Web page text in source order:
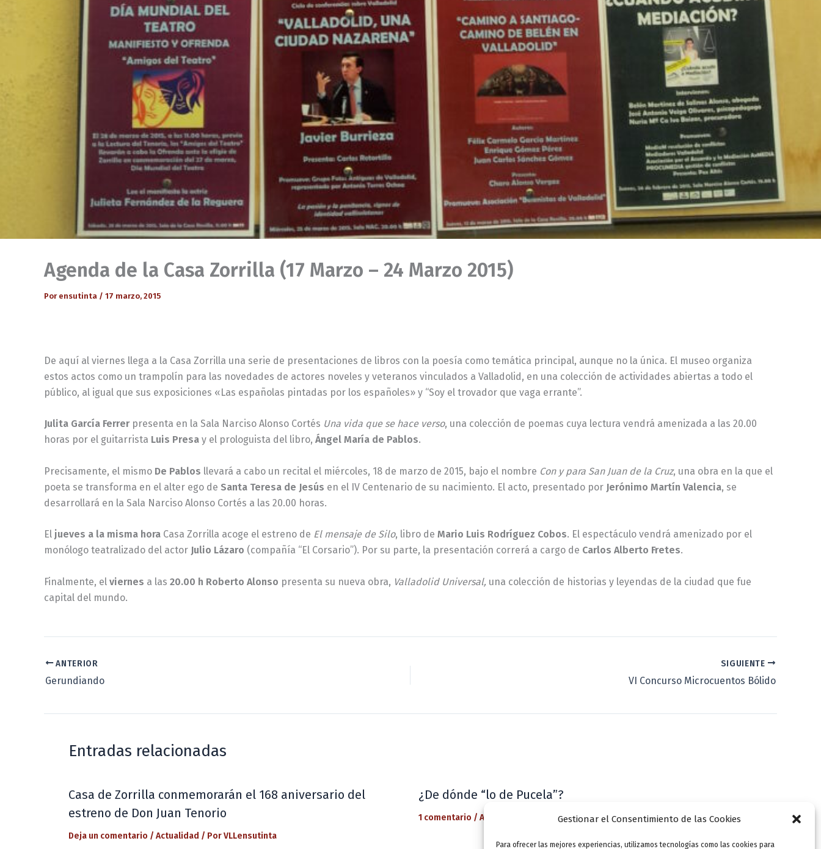
Gestionar el Consentimiento de las Cookies
Para ofrecer las mejores experiencias, utilizamos tecnologías como las cookies para
Agenda de la Casa Zorrilla (17 Marzo – 24 Marzo 2015)
Por ensutinta / 17 marzo, 2015
De aquí al viernes llega a la Casa Zorrilla una serie de presentaciones de libros con la poesía como temática principal, aunque no la única. El museo organiza
estos actos como un trampolín para las novedades de actores noveles y veteranos vinculados a Valladolid, en una colección de actividades abiertas a todo el
público, al igual que sus exposiciones «Las españolas pintadas por los españoles» y “Soy el trovador que vaga errante”.
Julita García Ferrerpresenta en la Sala Narciso Alonso Cortés Una vida que se hace verso, una colección de poemas cuya lectura vendrá amenizada a las 20.00
horas por el guitarrista Luis Presa y el prologuista del libro, Ángel María de Pablos.
Precisamente, el mismo De Pablos llevará a cabo un recital el miércoles, 18 de marzo de 2015, bajo el nombre Con y para San Juan de la Cruz, una obra en la que el
poeta se transforma en el alter ego de Santa Teresa de Jesús en el IV Centenario de su nacimiento. El acto, presentado por Jerónimo Martín Valencia, se
desarrollará en la Sala Narciso Alonso Cortés a las 20.00 horas.
El jueves a la misma hora Casa Zorrilla acoge el estreno de El mensaje de Silo, libro de Mario Luis Rodríguez Cobos. El espectáculo vendrá amenizado por el
monólogo teatralizado del actor Julio Lázaro (compañía “El Corsario”). Por su parte, la presentación correrá a cargo de Carlos Alberto Fretes.
Finalmente, el viernes a las 20.00 h Roberto Alonso presenta su nueva obra, Valladolid Universal, una colección de historias y leyendas de la ciudad que fue
capital del mundo.
ANTERIOR
Gerundiando
SIGUIENTE
VI Concurso Microcuentos Bólido
Entradas relacionadas
Casa de Zorrilla conmemorarán el 168 aniversario del
estreno de Don Juan Tenorio
Deja un comentario / Actualidad / PorVLLensutinta
¿De dónde “lo de Pucela”?
1 comentario / Actualidad VLLensutinta